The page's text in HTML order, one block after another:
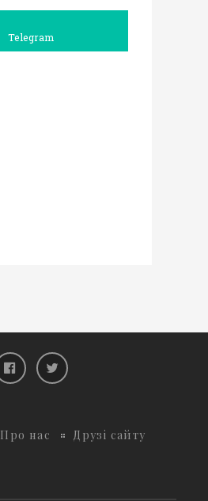
Telegram
Про нас Друзі сайту